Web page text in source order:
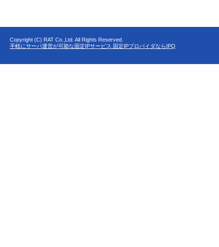
Copyright (C) RAT Co.,Ltd. All Rights Reserved.
手軽にサーバ運営が可能な固定IPサービス 固定IPプロバイダならIPQ